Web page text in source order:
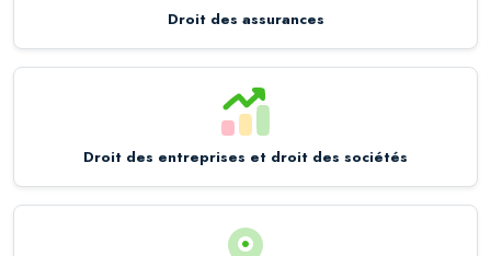
Droit des assurances
Droit des entreprises et droit des sociétés